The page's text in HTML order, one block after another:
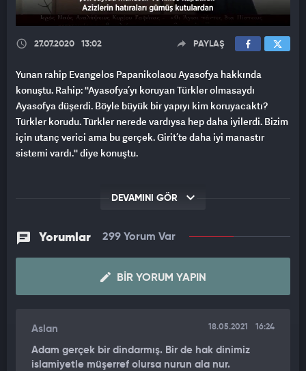
27.07.2020 13:02 PAYLAŞ
Yunan rahip Evangelos Papanikolaou Ayasofya hakkında
konuştu. Rahip: ''Ayasofya’yı koruyan Türkler olmasaydı
Ayasofya düşerdi. Böyle büyük bir yapıyı kim koruyacaktı?
Türkler korudu. Türkler nerede vardıysa hep daha iyilerdi. Bizim
için utanç verici ama bu gerçek. Girit’te daha iyi manastır
sistemi vardı.'' diye konuştu.
DEVAMINI GÖR
Yorumlar 299 Yorum Var
BIR YORUM YAPIN
Aslan 18.05.2021 16:24
Adam gerçek bir dindarmış. Bir de hak dinimiz
islamiyetle müşerref olursa nurun ala nur.